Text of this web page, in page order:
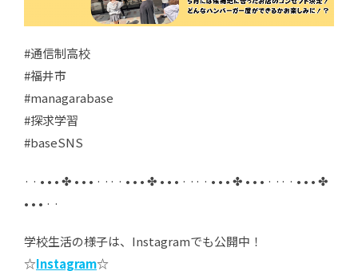
#通信制高校
#福井市
#managarabase
#探求学習
#baseSNS
· · • • • ✤ • • • · ·· · • • • ✤ • • • · ·· · • • • ✤ • • • · ·· · • • • ✤
• • • · ·
学校生活の様子は、Instagramでも公開中！
☆Instagram☆